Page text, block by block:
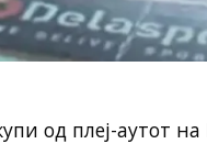
од плеј-аутот